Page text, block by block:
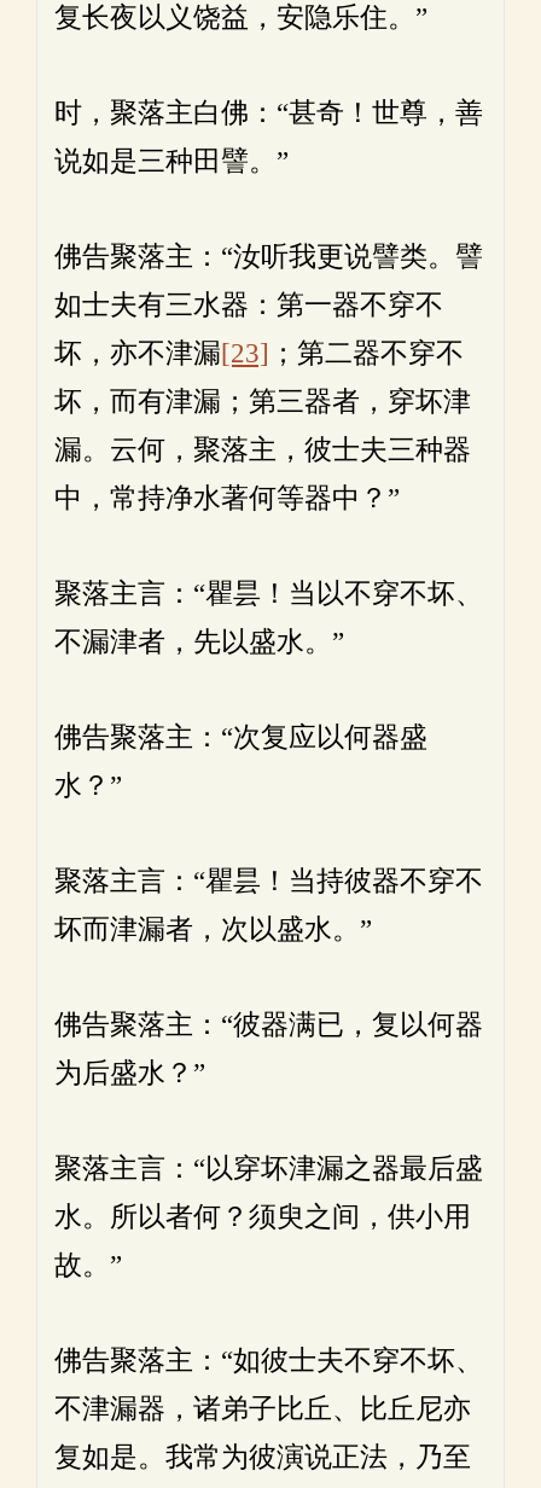
复长夜以义饶益，安隐乐住。”
时，聚落主白佛：“甚奇！世尊，善
说如是三种田譬。”
佛告聚落主：“汝听我更说譬类。譬
如士夫有三水器：第一器不穿不
坏，亦不津漏[23] ；第二器不穿不
坏，而有津漏；第三器者，穿坏津
漏。云何，聚落主，彼士夫三种器
中，常持净水著何等器中？”
聚落主言：“瞿昙！当以不穿不坏、
不漏津者，先以盛水。”
佛告聚落主：“次复应以何器盛
水？”
聚落主言：“瞿昙！当持彼器不穿不
坏而津漏者，次以盛水。”
佛告聚落主：“彼器满已，复以何器
为后盛水？”
聚落主言：“以穿坏津漏之器最后盛
水。所以者何？须臾之间，供小用
故。”
佛告聚落主：“如彼士夫不穿不坏、
不津漏器，诸弟子比丘、比丘尼亦
复如是。我常为彼演说正法，乃至